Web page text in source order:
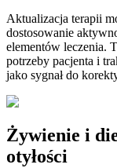
Aktualizacja terapii
dostosowanie
elementów leczenia.
potrzeby pacjenta i
jako sygnał do
Żywienie i
otyłości